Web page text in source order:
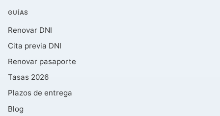
GUÍAS
Renovar DNI
Cita previa DNI
Renovar pasaporte
Tasas 2026
Plazos de entrega
Blog